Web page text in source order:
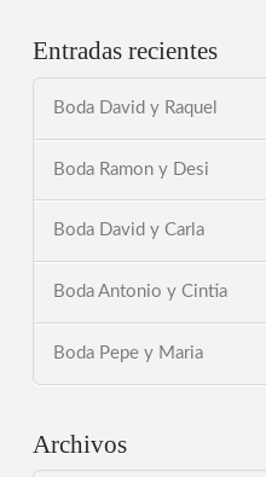
Entradas recientes
Boda David y Raquel
Boda Ramon y Desi
Boda David y Carla
Boda Antonio y Cintia
Boda Pepe y Maria
Archivos